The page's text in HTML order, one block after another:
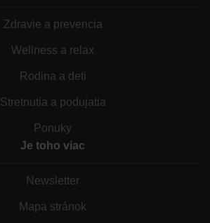
Zdravie a prevencia
Wellness a relax
Rodina a deti
Stretnutia a podujatia
Ponuky
Je toho viac
Newsletter
Mapa stránok